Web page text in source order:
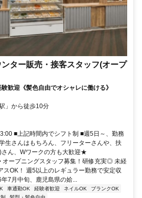
ター販売・接客スタッフ(オープ
歓迎《髪色自由でオシャレに働ける》
」から徒歩10分
■上記時間内でシフト制 ■週5日～、勤務
生さんはもちろん、フリーターさんや、扶
ん、Wワークの方も大歓迎★
ープニングスタッフ募集！研修充実◎ 未経
OK！ 週5以上のレギュラー勤務で安定収
7月中旬、鹿児島県の姶...
車通勤OK 経験者歓迎 ネイルOK
ブランクOK